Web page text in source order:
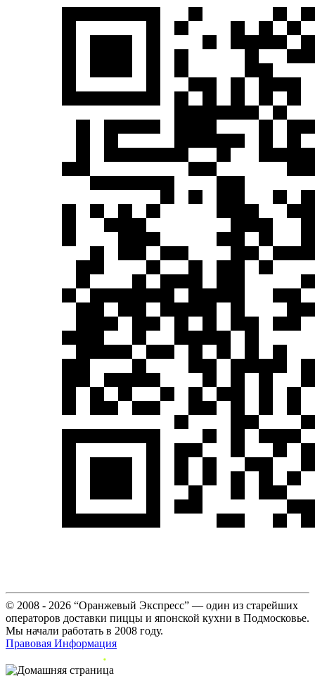
© 2008 - 2026 “Оранжевый Экспресс” — один из старейших
операторов доставки пиццы и японской кухни в Подмосковье.
Мы начали работать в 2008 году.
Правовая Информация